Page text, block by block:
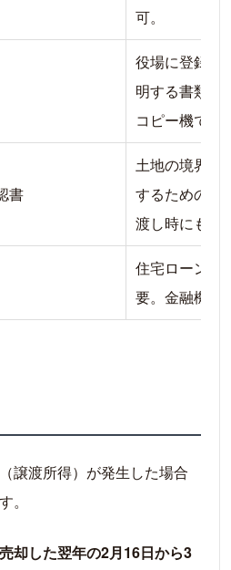
可。
役場に登録さ
明する書類。
コピー機で取
書
土地の境界が
するための書
渡し時にも必
住宅ローンが
要。金融機関
譲渡所得）が発生した場合
。
却した翌年の2月16日から3